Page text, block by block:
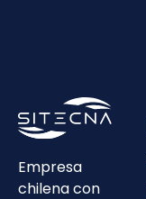
Empresa
chilena con